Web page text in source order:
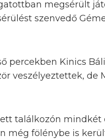
megsérült
szenvedő
percekben Kinics
veszélyeztettek, de
találkozón mindkét
még fölénybe is